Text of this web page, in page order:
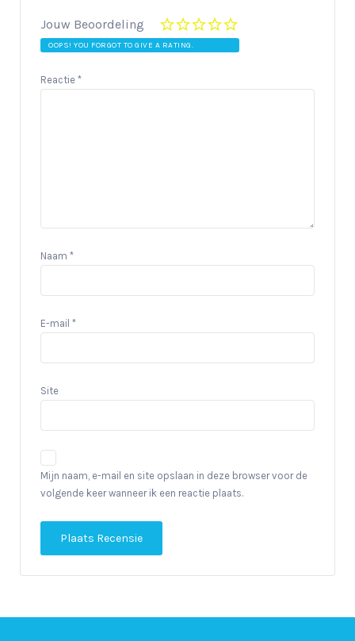
Jouw Beoordeling
OOPS! YOU FORGOT TO GIVE A RATING.
Reactie *
Naam *
E-mail *
Site
Mijn naam, e-mail en site opslaan in deze browser voor de
volgende keer wanneer ik een reactie plaats.